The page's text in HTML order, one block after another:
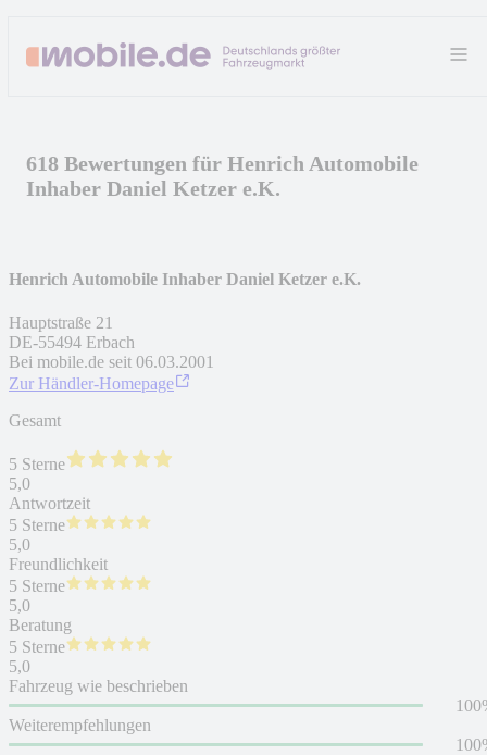
618 Bewertungen für Henrich Automobile
Inhaber Daniel Ketzer e.K.
Henrich Automobile Inhaber Daniel Ketzer e.K.
Hauptstraße 21
DE-55494 Erbach
Bei mobile.de seit 06.03.2001
Zur Händler-Homepage
Gesamt
5 Sterne
5,0
Antwortzeit
5 Sterne
5,0
Freundlichkeit
5 Sterne
5,0
Beratung
5 Sterne
5,0
Fahrzeug wie beschrieben
Weiterempfehlungen